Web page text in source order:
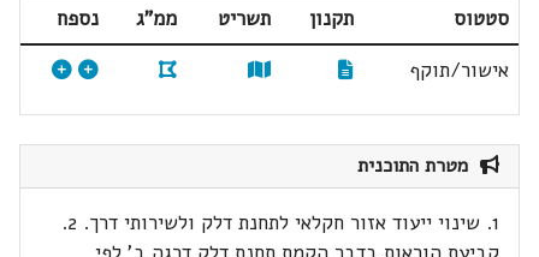
סטטוס תקנון תשריט ממ"ג
נספח
אישור/תוקף
מטרת התוכנית
1. שינוי ייעוד אזור חקלאי לתחנת דלק ולשירותי דרך. 2.